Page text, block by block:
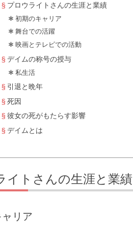
プロウライトさんの生涯と業績
初期のキャリア
舞台での活躍
映画とテレビでの活動
デイムの称号の授与
私生活
引退と晩年
死因
彼女の死がもたらす影響
デイムとは
イトさんの生涯と業績
リア